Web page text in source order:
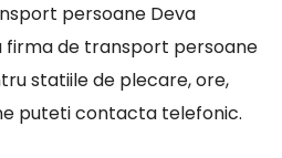
persoane Deva
firma de transport persoane
statiile de plecare, ore,
puteti contacta telefonic.